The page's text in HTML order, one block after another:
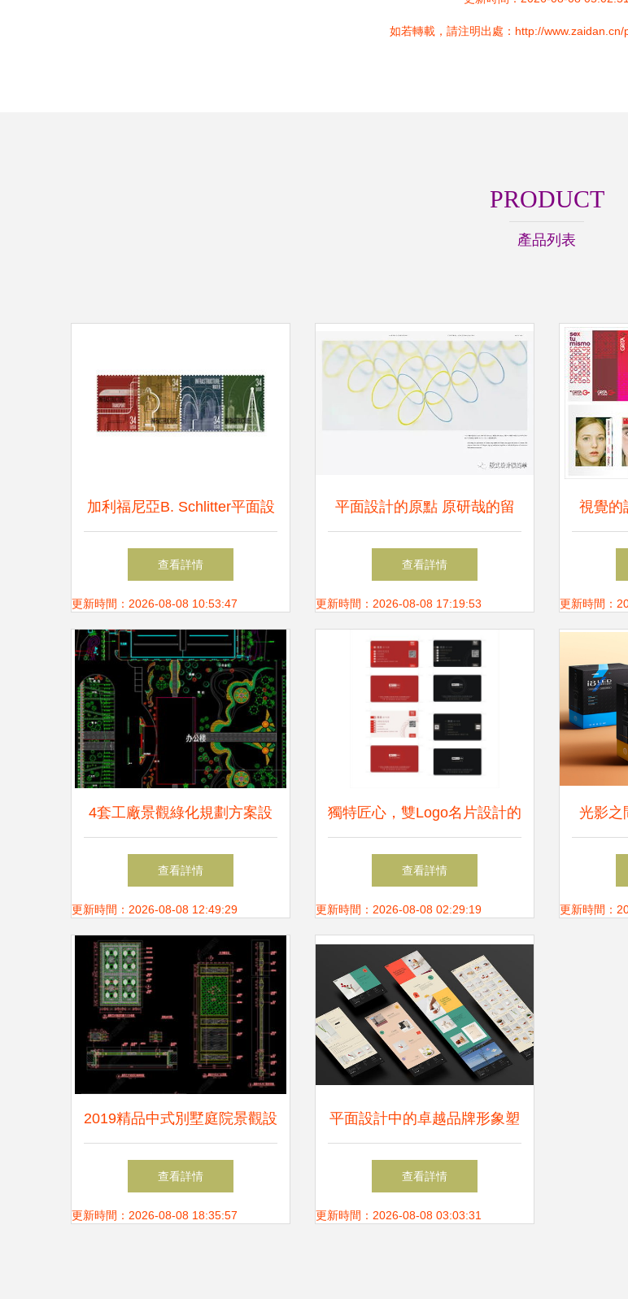
如若轉載，請注明出處：http://
PRODUCT
產品列表
加利福尼亞B. Schlitter平面設
計 視覺藝術的創新之境
查看詳情
更新時間：2026-08-08 10:53:47
平面設計的原點 原研哉的留
白之謎
查看詳情
更新時間：2026-08-08 17:19:53
視覺的
更新時間：
4套工廠景觀綠化規劃方案設
計平面圖下載 cad圖紙圖片大
全 編號 16867189
查看詳情
更新時間：2026-08-08 12:49:29
獨特匠心，雙Logo名片設計的
現代美學探索
查看詳情
更新時間：2026-08-08 02:29:19
光影之
為筆
更新時間：
2019精品中式別墅庭院景觀設
計 從CAD圖紙到平面布局的
深度解析
查看詳情
更新時間：2026-08-08 18:35:57
平面設計中的卓越品牌形象塑
造 Morano優選品牌形象設計
解析
查看詳情
更新時間：2026-08-08 03:03:31